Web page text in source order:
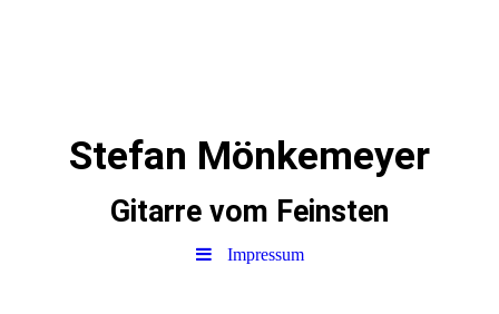
Stefan Mönkemeyer
Gitarre vom Feinsten
Impressum